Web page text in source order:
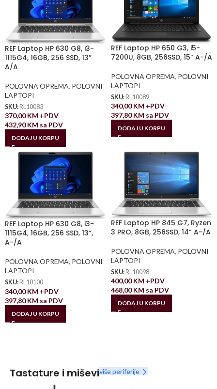
REF Laptop HP 630 G8, i3-
1115G4, 16GB, 256 SSD, 13”
A/A
POLOVNA OPREMA, POLOVNI
LAPTOPI
SKU: RL10083
370,00KM +PDV
432,90KM sa PDV
DODAJ U KORPU
REF Laptop HP 650 G3, i5-
7200U, 8GB, 256SSD, 15” A-/A
POLOVNA OPREMA, POLOVNI
LAPTOPI
SKU: RL10089
340,00KM +PDV
397,80KM sa PDV
DODAJ U KORPU
REF Laptop HP 630 G8, i3-
1115G4, 16GB, 256 SSD, 13”,
A-/A
POLOVNA OPREMA, POLOVNI
LAPTOPI
SKU: RL10100
340,00KM +PDV
397,80KM sa PDV
DODAJ U KORPU
REF Laptop HP 845 G7, Ryzen
3 PRO, 8GB, 256SSD, 14” A-/A
POLOVNA OPREMA, POLOVNI
LAPTOPI
SKU: RL10098
400,00KM +PDV
468,00KM sa PDV
DODAJ U KORPU
Tastature i miševiviše periferije